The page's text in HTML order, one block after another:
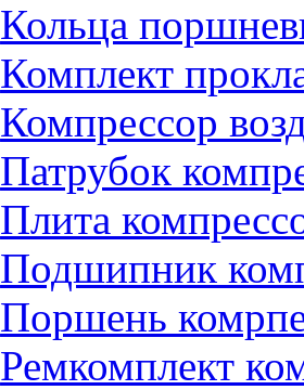
Кольца
Комплект
Компрессор
Патрубок
Плита
Подшипник
Поршень
Ремкомплект